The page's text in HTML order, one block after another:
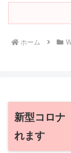
ホーム
新型コロナ
れます